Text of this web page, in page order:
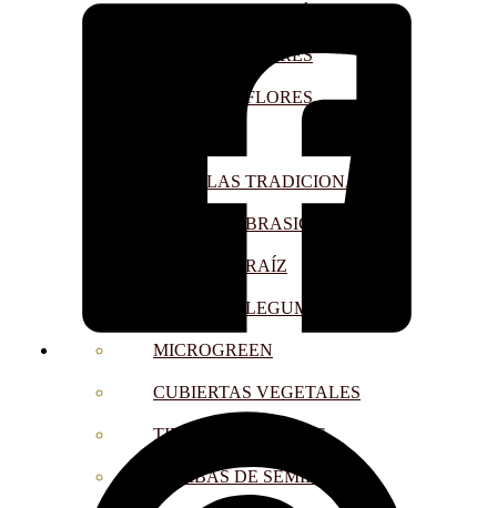
SEMILLAS FLORES
SEMILLAS FLORES
SEMILLAS TRADICIONALES
SEMILLAS BRASICAS
SEMILLAS RAÍZ
SEMILLAS LEGUMINOSAS
MICROGREEN
CUBIERTAS VEGETALES
TIRAS DE SEMILLAS
BOMBAS DE SEMILLAS